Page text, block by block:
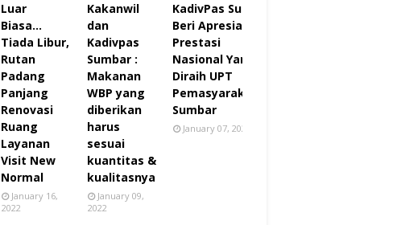
Luar
Biasa...
Tiada Libur,
Rutan
Padang
Panjang
Renovasi
Ruang
Layanan
Visit New
Normal
January 16,
2022
Kakanwil
dan
Kadivpas
Sumbar :
Makanan
WBP yang
diberikan
harus
sesuai
kuantitas &
kualitasnya
January 09,
2022
KadivPas Sumbar
Beri Apresiasi 27
Prestasi
Nasional Yang
Diraih UPT
Pemasyarakatan
Sumbar
January 07, 2022